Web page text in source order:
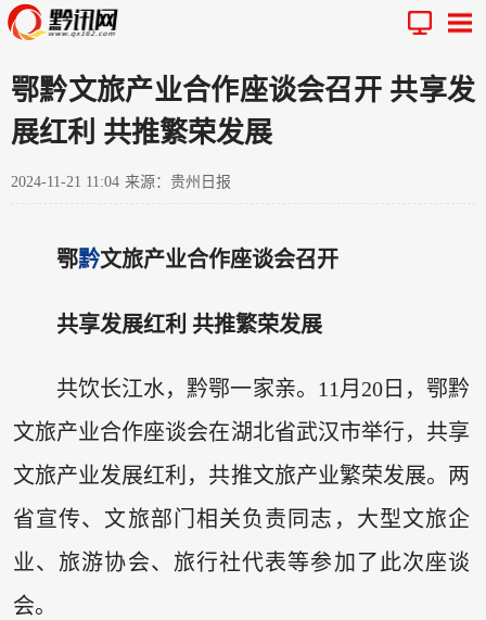
鄂黔文旅产业合作座谈会召开 共享发
展红利 共推繁荣发展
2024-11-21 11:04 来源：贵州日报
鄂黔文旅产业合作座谈会召开
共享发展红利 共推繁荣发展
共饮长江水，黔鄂一家亲。11月20日，鄂黔
文旅产业合作座谈会在湖北省武汉市举行，共享
文旅产业发展红利，共推文旅产业繁荣发展。两
省宣传、文旅部门相关负责同志，大型文旅企
业、旅游协会、旅行社代表等参加了此次座谈
会。